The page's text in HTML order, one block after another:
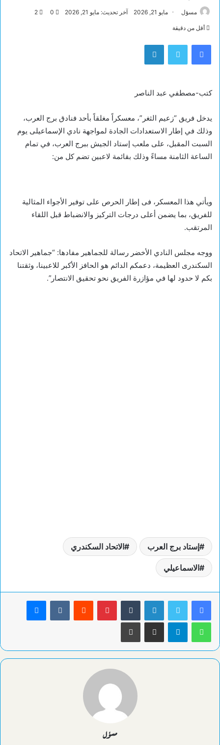
مسؤل مايو 21, 2026 آخر تحديث: مايو 21, 2026 0
2
أقل من دقيقة
فيسبوك تويتر لينكدإن
كتب-مصطفي عبد الناصر
يدخل فريق “زعيم الثغر”، معسكراً مغلقاً بأحد فنادق برج العرب،
وذلك في إطار الاستعدادات الجادة لمواجهة نادي الإسماعيلى يوم
السبت المقبل، على ملعب إستاد الجيش ببرج العرب، في تمام
الساعة الثامنة مساءً وذلك بقائمة لاعبين تضم كل من:
ويأتي هذا المعسكر، فى إطار الحرص على توفير الأجواء المثالية
للفريق، بما يضمن أعلى درجات التركيز والانضباط قبل اللقاء
المرتقب.
ووجه مجلس النادي الأخضر رسالة للجماهير مفادها: “جماهير الاتحاد
السكندرى العظيمة، دعمكم الدائم هو الحافز الأكبر للاعبينا، وثقتنا
بكم لا حدود لها في مؤازرة الفريق نحو تحقيق الانتصار”.
إستاد برج العرب الاتحاد السكندري
الاسماعيلي
لينكدإن بينتيريست ماسنجر
واتساب تيلقرام مشاركة عبر البريد طباعة
مسؤل